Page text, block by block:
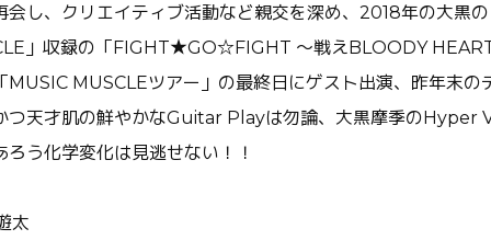
会し、クリエイティブ活動など親交を深め、2018年の大黒
」収録の「FIGHT★GO☆FIGHT ～戦えBLOODY
MUSIC MUSCLEツアー」の最終日にゲスト出演、昨年末の
つ天才肌の鮮やかなGuitar Playは勿論、大黒摩季のHyper
う化学変化は見逃せない！！
太